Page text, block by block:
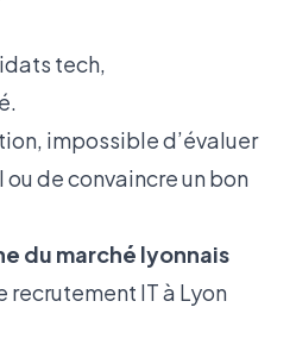
tech,
impossible d’évaluer
de convaincre un bon
du marché lyonnais
recrutement IT à Lyon